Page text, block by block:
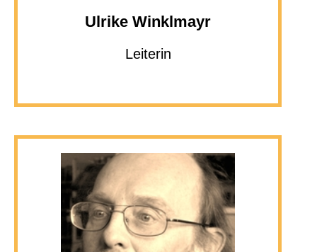
Ulrike Winklmayr
Leiterin